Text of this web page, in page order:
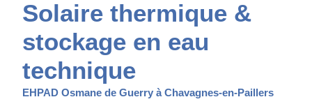
Solaire thermique &
stockage en eau
technique
EHPAD Osmane de Guerry à Chavagnes-en-Paillers